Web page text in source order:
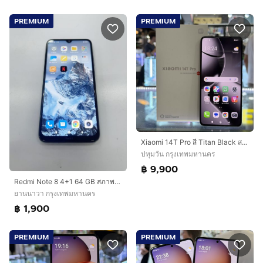
PREMIUM
Redmi Note 8 4+1 64 GB สภาพสวย สแกนได้ แบตนาน ใช้งานได้ดี ราคาถูกใจ
ยานนาวา กรุงเทพมหานคร
฿ 1,900
PREMIUM
Xiaomi 14T Pro สี Titan Black สภาพสวยมากๆ จอ6.67นิ้ว แรม12รอม512 กล้องLEICA 50ล้าน(3ตัว) ครบยกกล่อง🔥🔥
ปทุมวัน กรุงเทพมหานคร
฿ 9,900
PREMIUM PREMIUM